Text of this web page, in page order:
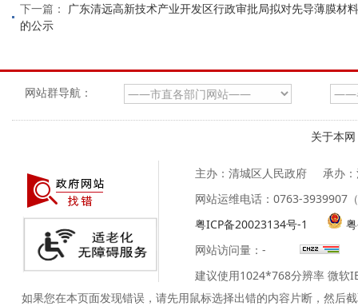
下一篇： 广东清远高新技术产业开发区行政审批局拟对先导薄膜材
的公示
网站群导航：
关于本网
主办：清城区人民政府
承办
网站运维电话：0763-3939907
粤ICP备20023134号-1
网站访问量： -
建议使用1024*768分辨率 微软
如果您在本页面发现错误，请先用鼠标选择出错的内容片断，然后